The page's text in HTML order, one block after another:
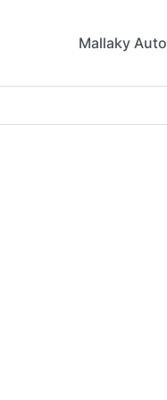
Mallaky Auto